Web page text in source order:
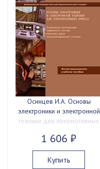
Осинцев И.А. Основы
электроники и электронной
техники для локомотивных
1 606 ₽
Купить